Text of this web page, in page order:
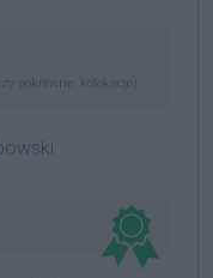
pokrewne kolokacje